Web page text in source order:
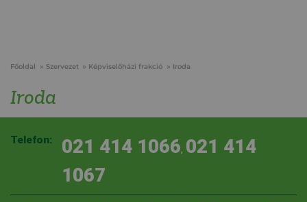
Főoldal Szervezet Képviselőházi frakció Iroda
Iroda
Telefon: 021 414 1066, 021 414
1067